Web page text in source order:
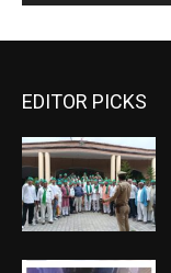
EDITOR PICKS